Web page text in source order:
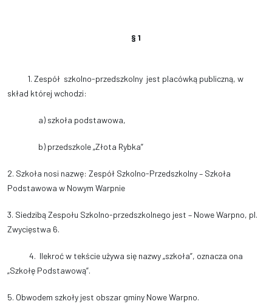
§ 1
1. Zespół szkolno-przedszkolny jest placówką publiczną, w
skład której wchodzi:
a) szkoła podstawowa,
b) przedszkole „Złota Rybka”
2. Szkoła nosi nazwę: Zespół Szkolno-Przedszkolny – Szkoła
Podstawowa w Nowym Warpnie
3. Siedzibą Zespołu Szkolno-przedszkolnego jest – Nowe Warpno, pl.
Zwycięstwa 6.
4. Ilekroć w tekście używa się nazwy „szkoła”, oznacza ona
„Szkołę Podstawową”.
5. Obwodem szkoły jest obszar gminy Nowe Warpno.